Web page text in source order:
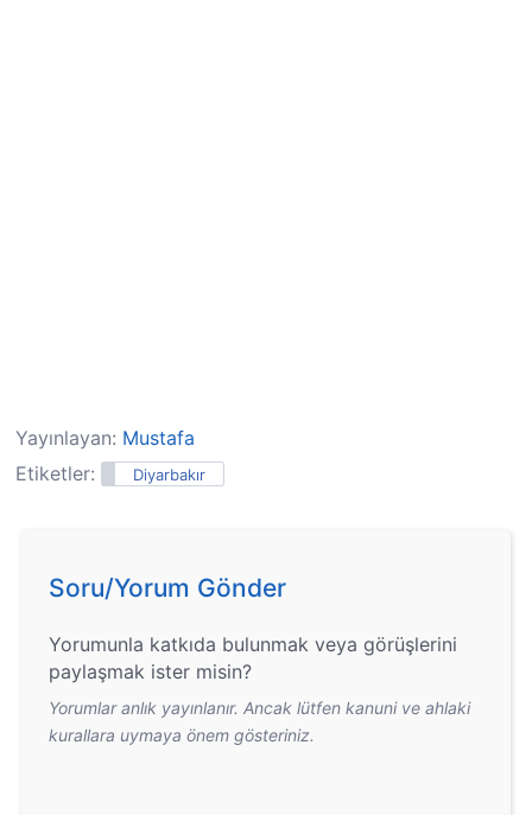
Yayınlayan: Mustafa
Etiketler:
Diyarbakır
Soru/Yorum Gönder
Yorumunla katkıda bulunmak veya görüşlerini
paylaşmak ister misin?
Yorumlar anlık yayınlanır. Ancak lütfen kanuni ve ahlaki
kurallara uymaya önem gösteriniz.